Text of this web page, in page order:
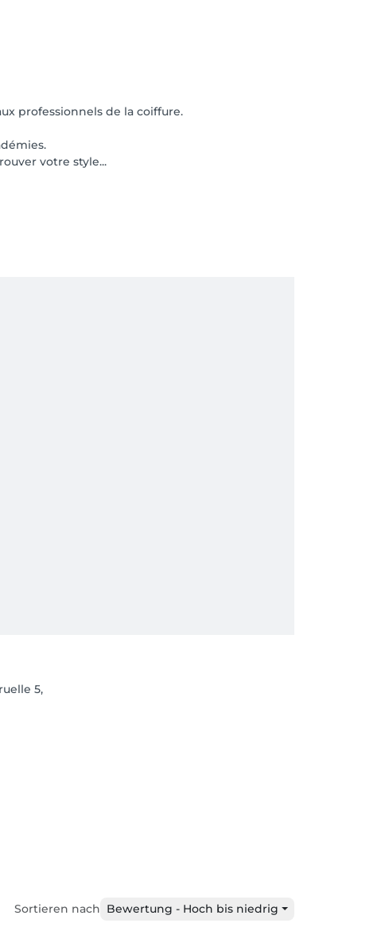
professionnels de la coiffure.
votre style...
5,
Sortieren nach Bewertung - Hoch bis niedrig